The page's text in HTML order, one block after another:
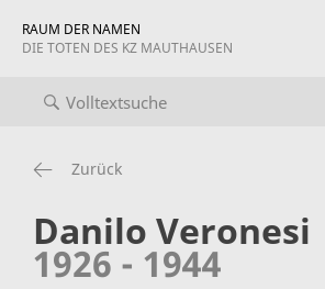
RAUM DER NAMEN
DIE TOTEN DES KZ MAUTHAUSEN
Projekt-Info
Zurück
Danilo Veronesi
1926 - 1944